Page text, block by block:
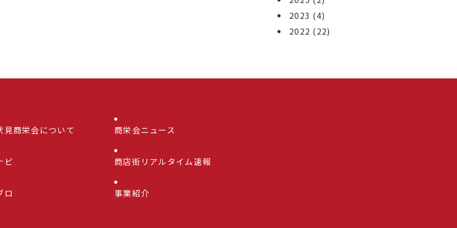
2023 (4)
2022 (22)
見商栄会について 商栄会ニュース
ビ 商店街リアルタイム速報
ロ 事業紹介